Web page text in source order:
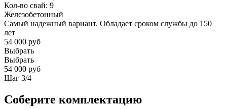
Кол-во свай: 9
Железобетонный
Самый надежный вариант. Обладает сроком службы до 150
лет
54 000 руб
Выбрать
Выбрать
54 000 руб
Шаг 3/4
Соберите комплектацию